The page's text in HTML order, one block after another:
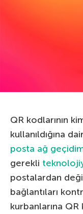
QR kodlarının
kullanıldığına
posta ağ
gerekli
postalardan
bağlantıları
kurbanlarına